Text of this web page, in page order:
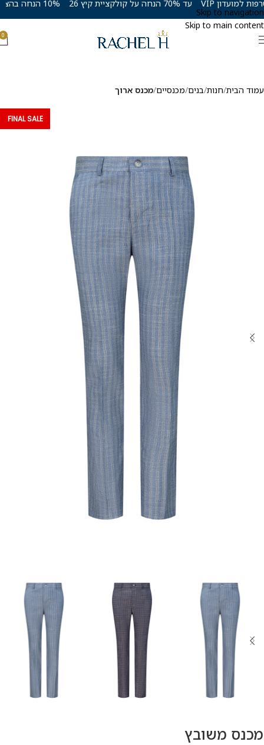
Skip to navigation
Skip to main content
0
עמוד הבית חנות בנים מכנסיים מכנס ארוך
FINAL SALE
מכנס משובץ
10% הנחה בהצטרפות למועדון VIP עד 70% הנחה על קולקציית קיץ 26